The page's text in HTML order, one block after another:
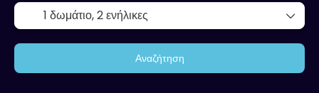
1 δωμάτιο,2 ενήλικες
Αναζήτηση